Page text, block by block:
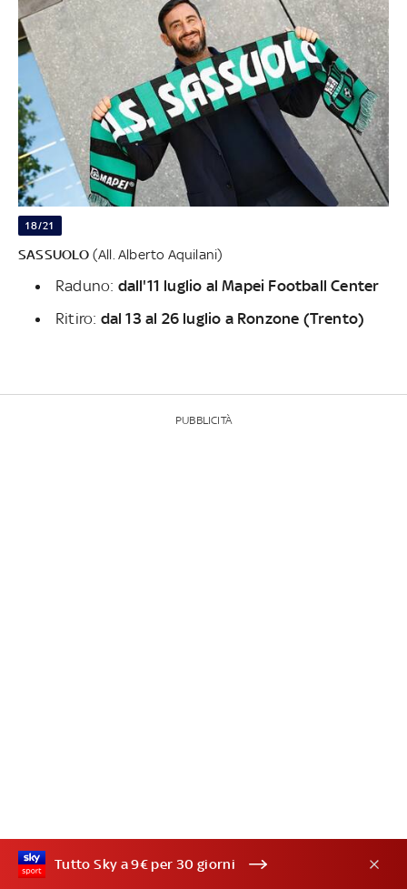
18/21
SASSUOLO (All. Alberto Aquilani)
Raduno: dall'11 luglio al Mapei Football Center
Ritiro: dal 13 al 26 luglio a Ronzone (Trento)
PUBBLICITÀ
Tutto Sky a 9€ per 30 giorni